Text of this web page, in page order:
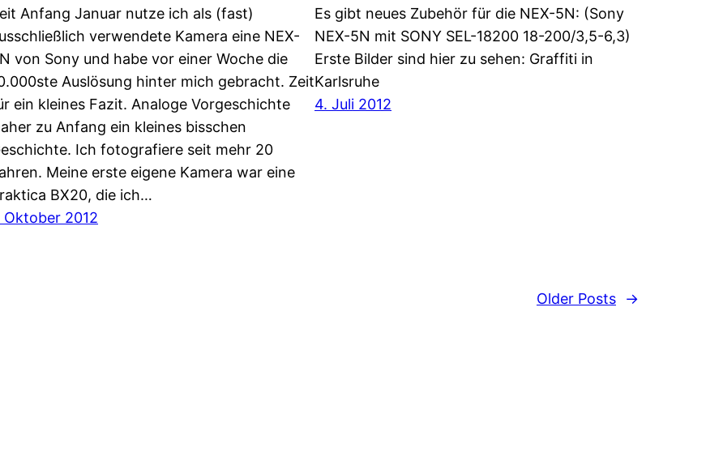
Anfang Januar nutze ich als (fast)
verwendete Kamera eine NEX-
von Sony und habe vor einer Woche die
Auslösung hinter mich gebracht. Zeit
ein kleines Fazit. Analoge Vorgeschichte
zu Anfang ein kleines bisschen
Ich fotografiere seit mehr 20
Meine erste eigene Kamera war eine
BX20, die ich…
Oktober 2012
Es gibt neues Zubehör für die NEX-5N: (Sony
NEX-5N mit SONY SEL-18200 18-200/3,5-6,3)
Erste Bilder sind hier zu sehen: Graffiti in
Karlsruhe
4. Juli 2012
Older Posts →